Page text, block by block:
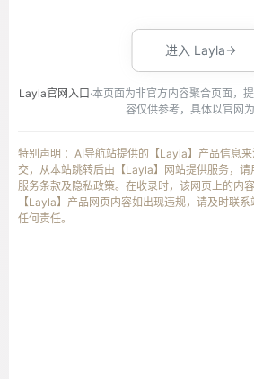
进入 Layla
Layla官网入口 ·本页面为非官方内容聚合页面，
容仅供参考，具体以官网为
特别声明 ：AI导航站提供的【Layla】产品信息
交，从本站跳转后由【Layla】网站提供服务，
服务条款及隐私政策。在收录时，该网页上的内
【Layla】产品网页内容如出现违规，请及时联
任何责任。